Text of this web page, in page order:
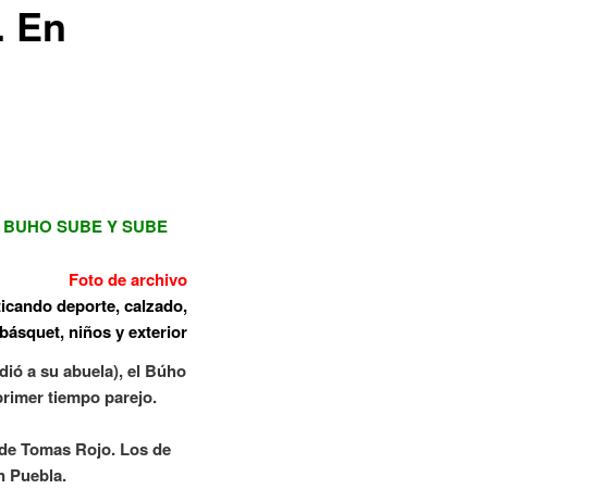
En
SUBE Y SUBE
Foto de archivo
a su abuela), el Búho
tiempo parejo.
Tomas Rojo. Los de
Puebla.